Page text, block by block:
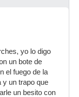
yo lo digo
un bote de
el fuego de la
y un trapo que
un besito con